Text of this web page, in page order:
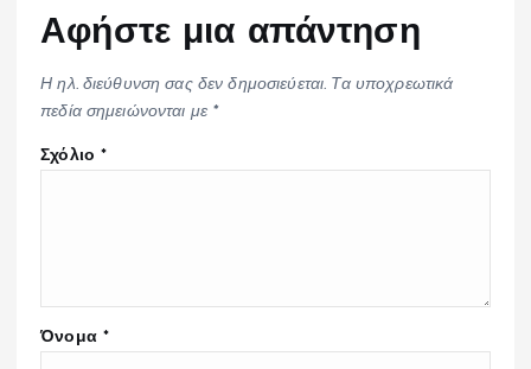
Αφήστε μια απάντηση
Η ηλ. διεύθυνση σας δεν δημοσιεύεται. Τα υποχρεωτικά
πεδία σημειώνονται με *
Σχόλιο*
Όνομα *